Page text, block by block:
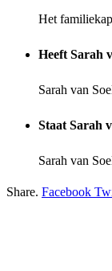
Het
Heeft Sarah
Sarah van
Staat Sarah
Sarah van
Share. Facebook